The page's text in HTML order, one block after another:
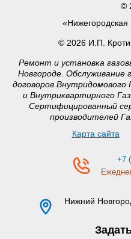
©
«Нижегородская
© 2026 И.П.
Ремонт и установка
Новгороде. Обслуживание
договоров Внутридомового
и Внутриквартирного
Сертифицированный
производителей
Карта сайта
+7
Нижний